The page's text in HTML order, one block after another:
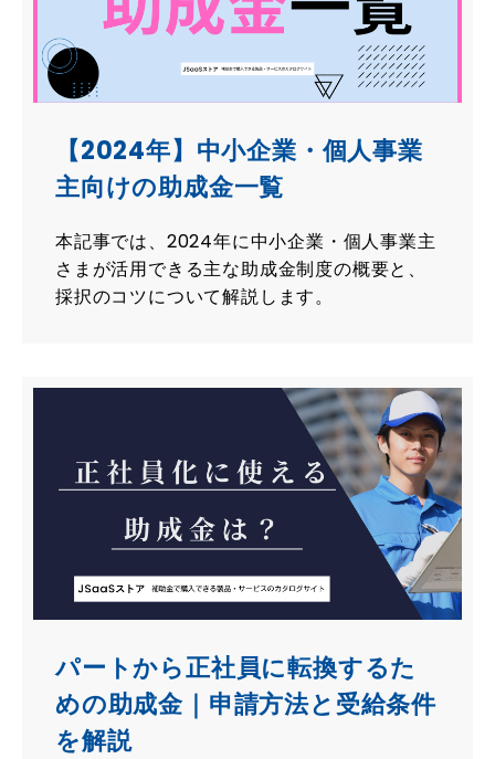
【2024年】中小企業・個人事業
主向けの助成金一覧
本記事では、2024年に中小企業・個人事業主
さまが活用できる主な助成金制度の概要と、
採択のコツについて解説します。
パートから正社員に転換するた
めの助成金｜申請方法と受給条件
を解説